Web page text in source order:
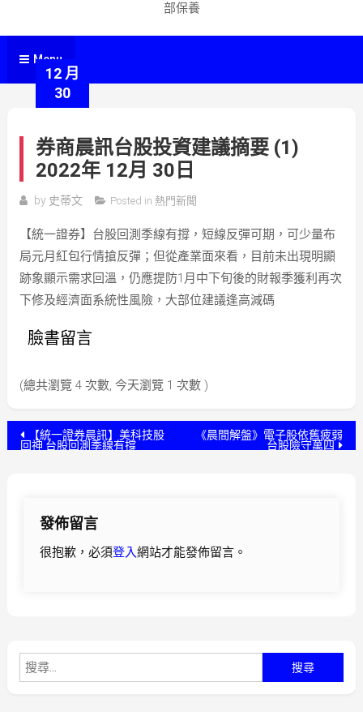
部保養
Menu
12 月
30
券商晨訊台股投資建議摘要 (1)
2022年 12月 30日
by 史蒂文 Posted in 熱門新聞
【統一證券】台股回測季線有撐，短線反彈可期，可少量布
局元月紅包行情搶反彈；但從產業面來看，目前未出現明顯
跡象顯示需求回溫，仍應提防1月中下旬後的財報季獲利再次
下修及經濟面系統性風險，大部位建議逢高減碼
臉書留言
(總共瀏覽 4 次數, 今天瀏覽 1 次數 )
文 【統一證券晨訊】美科技股
回神 台股回測季線有撐
《晨間解盤》電子股依舊疲弱
台股險守萬四
發佈留言
很抱歉，必須登入網站才能發佈留言。
尋